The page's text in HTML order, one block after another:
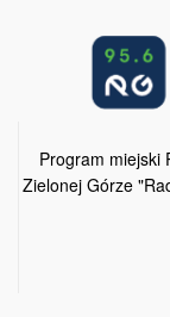
Program miejski
Zielonej Górze